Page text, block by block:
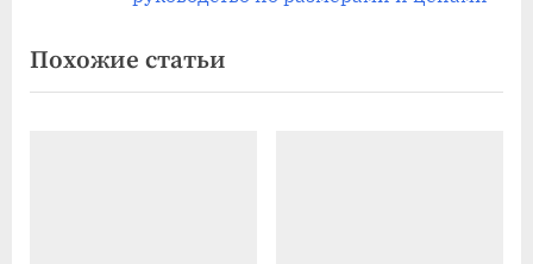
д
у
д
у
Похожие статьи